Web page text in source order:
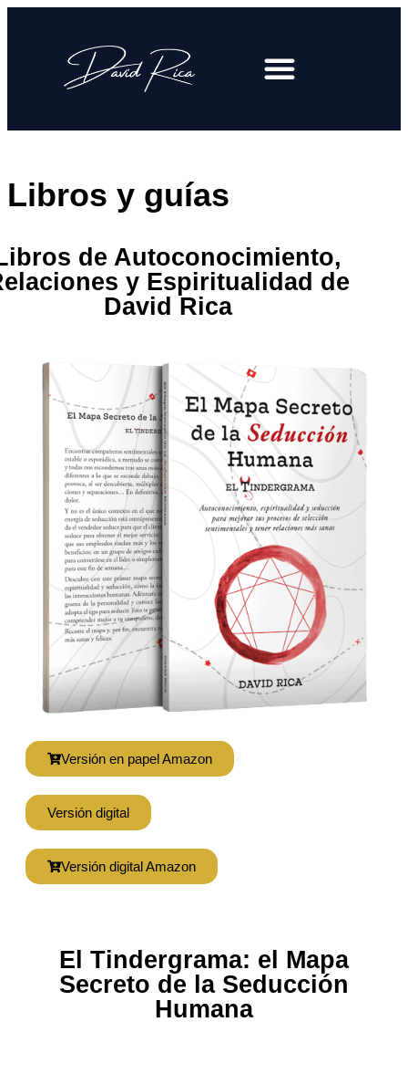
Libros y guías
de Autoconocimiento,
y Espiritualidad de
David Rica
Versión en papel Amazon
Versión digital
Versión digital Amazon
El Tindergrama: el Mapa
Secreto de la Seducción
Humana